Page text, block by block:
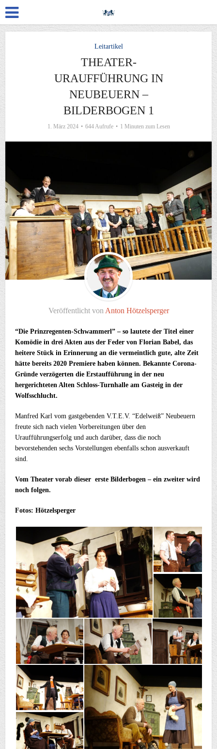
Leitartikel
THEATER-
URAUFFÜHRUNG IN
NEUBEUERN –
BILDERBOGEN 1
1. März 2024 644 Aufrufe 1 Minuten zum Lesen
Veröffentlicht von Anton Hötzelsperger
“Die Prinzregenten-Schwammerl” – so lautete der Titel einer
Komödie in drei Akten aus der Feder von Florian Babel, das
heitere Stück in Erinnerung an die vermeintlich gute, alte Zeit
hätte bereits 2020 Premiere haben können. Bekannte Corona-
Gründe verzögerten die Erstaufführung in der neu
hergerichteten Alten Schloss-Turnhalle am Gasteig in der
Wolfsschlucht.
Manfred Karl vom gastgebenden V.T.E.V. “Edelweiß” Neubeuern
freute sich nach vielen Vorbereitungen über den
Uraufführungserfolg und auch darüber, dass die noch
bevorstehenden sechs Vorstellungen ebenfalls schon ausverkauft
sind.
Vom Theater vorab dieser erste Bilderbogen – ein zweiter wird
noch folgen.
Fotos: Hötzelsperger